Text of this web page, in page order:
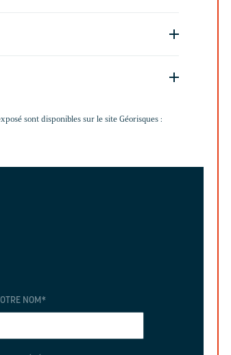
sont disponibles sur le site Géorisques :
NOM*